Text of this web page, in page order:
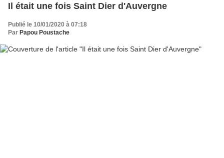
Il était une fois Saint Dier d'Auvergne
Publié le 10/01/2020 à 07:18
Par Papou Poustache